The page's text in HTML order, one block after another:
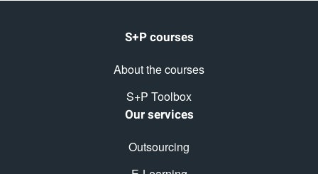
S+P courses
About the courses
S+P Toolbox
Our services
Outsourcing